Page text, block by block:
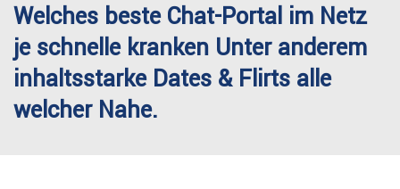
Welches beste Chat-Portal im Netz
je schnelle kranken Unter anderem
inhaltsstarke Dates & Flirts alle
welcher Nahe.